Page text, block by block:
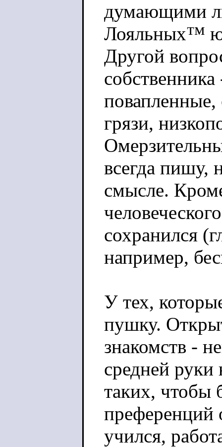
думающими
Лояльных™
Другой
повапленные,
грязи,
всегда пишу,
смысле.
сохранился
например,
У тех,
пушку.
знакомств -
средней руки
таких, чтобы
учился,